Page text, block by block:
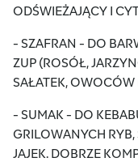
ODŚWIEŻAJĄCY I
- SZAFRAN - DO
ZUP (ROSÓŁ,
SAŁATEK,
- SUMAK - DO
GRILOWANYCH RYB,
JAJEK. DOBRZE